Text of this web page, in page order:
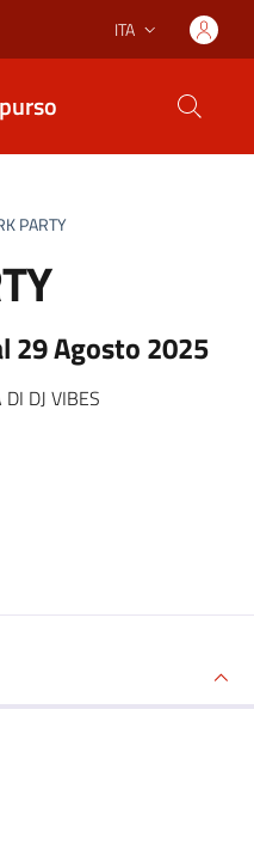
Lingua attiva:
ITA
PARTY
29 Agosto 2025
DI DJ VIBES